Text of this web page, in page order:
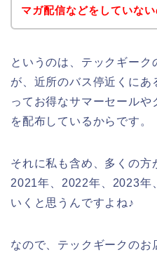
マガ配信などをしていない
というのは、テックギーク
が、近所のバス停近くにあ
ってお得なサマーセールや
を配布しているからです。
それに私も含め、多くの方
2021年、2022年、2023年
いくと思うんですよね♪
なので、テックギークのお